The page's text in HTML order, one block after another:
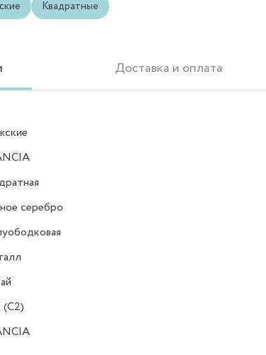
Квадратные
Доставка и оплата
серебро